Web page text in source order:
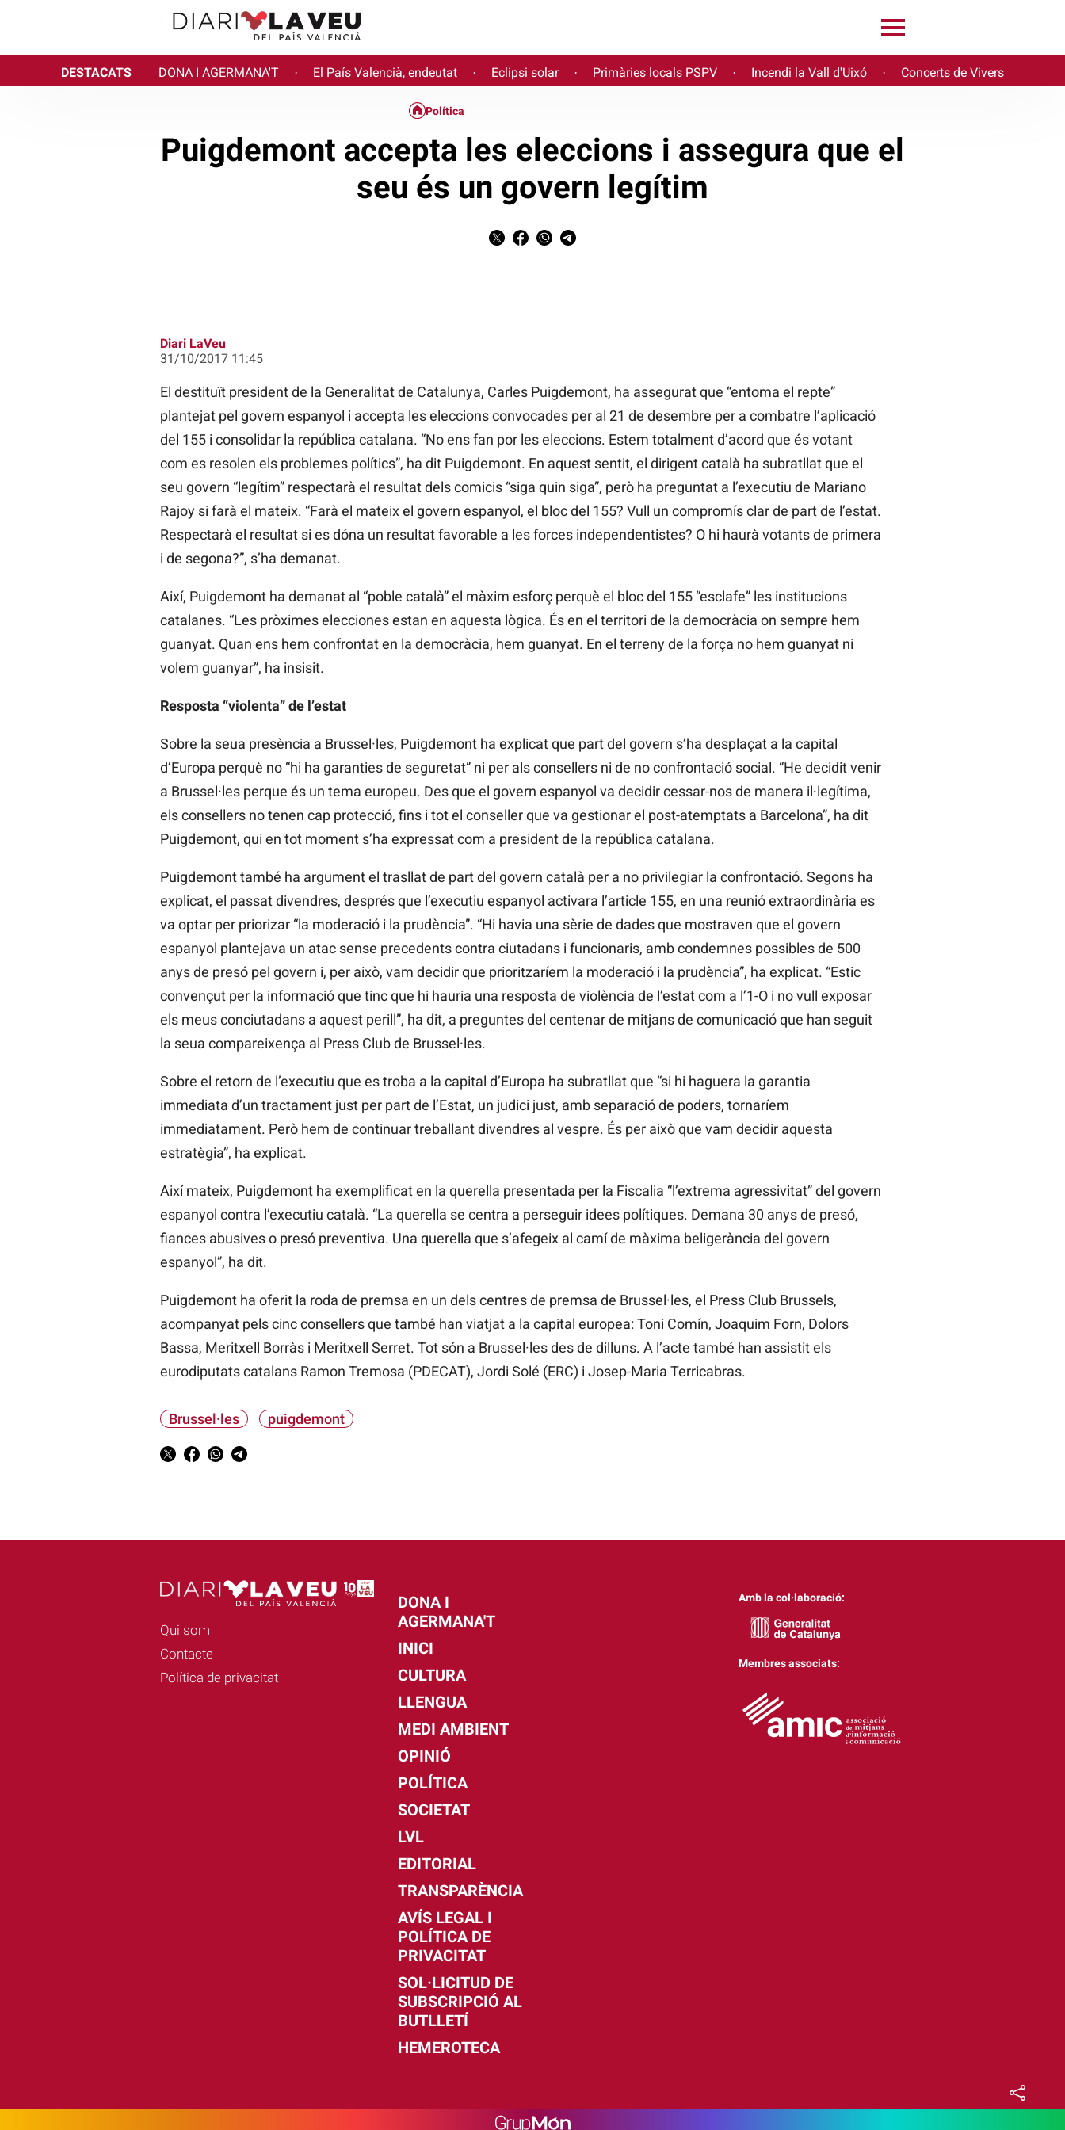
DESTACATS DONA I AGERMANA'T · El País Valencià, endeutat · Eclipsi solar · Primàries locals PSPV · Incendi la Vall d'Uixó · Concerts de Vivers
Política
Puigdemont accepta les eleccions i assegura que el
seu és un govern legítim
Diari LaVeu
31/10/2017 11:45
El destituït president de la Generalitat de Catalunya, Carles Puigdemont, ha assegurat que “entoma el repte”
plantejat pel govern espanyol i accepta les eleccions convocades per al 21 de desembre per a combatre l’aplicació
del 155 i consolidar la república catalana. “No ens fan por les eleccions. Estem totalment d’acord que és votant
com es resolen els problemes polítics”, ha dit Puigdemont. En aquest sentit, el dirigent català ha subratllat que el
seu govern “legítim” respectarà el resultat dels comicis “siga quin siga”, però ha preguntat a l’executiu de Mariano
Rajoy si farà el mateix. “Farà el mateix el govern espanyol, el bloc del 155? Vull un compromís clar de part de l’estat.
Respectarà el resultat si es dóna un resultat favorable a les forces independentistes? O hi haurà votants de primera
i de segona?”, s’ha demanat.
Així, Puigdemont ha demanat al “poble català” el màxim esforç perquè el bloc del 155 “esclafe” les institucions
catalanes. “Les pròximes elecciones estan en aquesta lògica. És en el territori de la democràcia on sempre hem
guanyat. Quan ens hem confrontat en la democràcia, hem guanyat. En el terreny de la força no hem guanyat ni
volem guanyar”, ha insisit.
Resposta “violenta” de l’estat
Sobre la seua presència a Brussel·les, Puigdemont ha explicat que part del govern s’ha desplaçat a la capital
d’Europa perquè no “hi ha garanties de seguretat” ni per als consellers ni de no confrontació social. “He decidit venir
a Brussel·les perque és un tema europeu. Des que el govern espanyol va decidir cessar-nos de manera il·legítima,
els consellers no tenen cap protecció, fins i tot el conseller que va gestionar el post-atemptats a Barcelona”, ha dit
Puigdemont, qui en tot moment s’ha expressat com a president de la república catalana.
Puigdemont també ha argument el trasllat de part del govern català per a no privilegiar la confrontació. Segons ha
explicat, el passat divendres, després que l’executiu espanyol activara l’article 155, en una reunió extraordinària es
va optar per priorizar “la moderació i la prudència”. “Hi havia una sèrie de dades que mostraven que el govern
espanyol plantejava un atac sense precedents contra ciutadans i funcionaris, amb condemnes possibles de 500
anys de presó pel govern i, per això, vam decidir que prioritzaríem la moderació i la prudència”, ha explicat. “Estic
convençut per la informació que tinc que hi hauria una resposta de violència de l’estat com a l’1-O i no vull exposar
els meus conciutadans a aquest perill”, ha dit, a preguntes del centenar de mitjans de comunicació que han seguit
la seua compareixença al Press Club de Brussel·les.
Sobre el retorn de l’executiu que es troba a la capital d’Europa ha subratllat que “si hi haguera la garantia
immediata d’un tractament just per part de l’Estat, un judici just, amb separació de poders, tornaríem
immediatament. Però hem de continuar treballant divendres al vespre. És per això que vam decidir aquesta
estratègia”, ha explicat.
Així mateix, Puigdemont ha exemplificat en la querella presentada per la Fiscalia “l’extrema agressivitat” del govern
espanyol contra l’executiu català. “La querella se centra a perseguir idees polítiques. Demana 30 anys de presó,
fiances abusives o presó preventiva. Una querella que s’afegeix al camí de màxima beligerància del govern
espanyol”, ha dit.
Puigdemont ha oferit la roda de premsa en un dels centres de premsa de Brussel·les, el Press Club Brussels,
acompanyat pels cinc consellers que també han viatjat a la capital europea: Toni Comín, Joaquim Forn, Dolors
Bassa, Meritxell Borràs i Meritxell Serret. Tot són a Brussel·les des de dilluns. A l’acte també han assistit els
eurodiputats catalans Ramon Tremosa (PDECAT), Jordi Solé (ERC) i Josep-Maria Terricabras.
Brussel·les puigdemont
Qui som
Contacte
Política de privacitat
DONA I
AGERMANA'T
INICI
CULTURA
LLENGUA
MEDI AMBIENT
OPINIÓ
POLÍTICA
SOCIETAT
LVL
EDITORIAL
TRANSPARÈNCIA
AVÍS LEGAL I
POLÍTICA DE
PRIVACITAT
SOL·LICITUD DE
SUBSCRIPCIÓ AL
BUTLLETÍ
HEMEROTECA
Amb la col·laboració:
Membres associats: